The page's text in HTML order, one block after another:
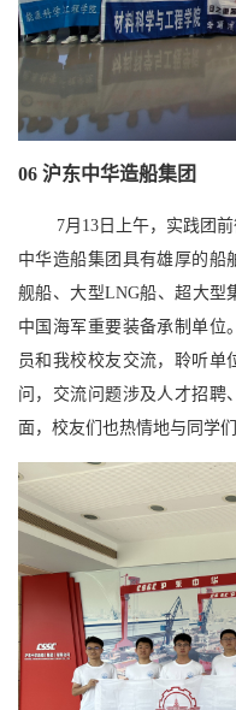
06 沪东中华造船集团
7月13日上午，实践团
中华造船集团具有雄厚的船
舰船、大型LNG船、超大型
中国海军重要装备承制单位
员和我校校友交流，聆听单
问，交流问题涉及人才招聘
面，校友们也热情地与同学